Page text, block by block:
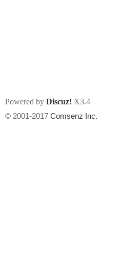
州
Powered by Discuz! X3.4
© 2001-2017 Comsenz Inc.